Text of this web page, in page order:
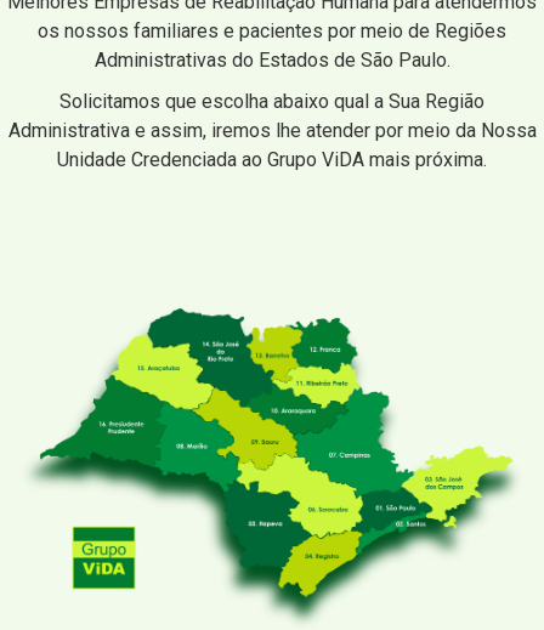
os nossos familiares e pacientes por meio de Regiões
Administrativas do Estados de São Paulo.
Solicitamos que escolha abaixo qual a Sua Região
Administrativa e assim, iremos lhe atender por meio da Nossa
Unidade Credenciada ao Grupo ViDA mais próxima.